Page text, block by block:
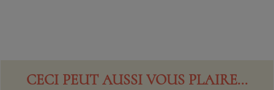
CECI PEUT AUSSI VOUS PLAIRE...